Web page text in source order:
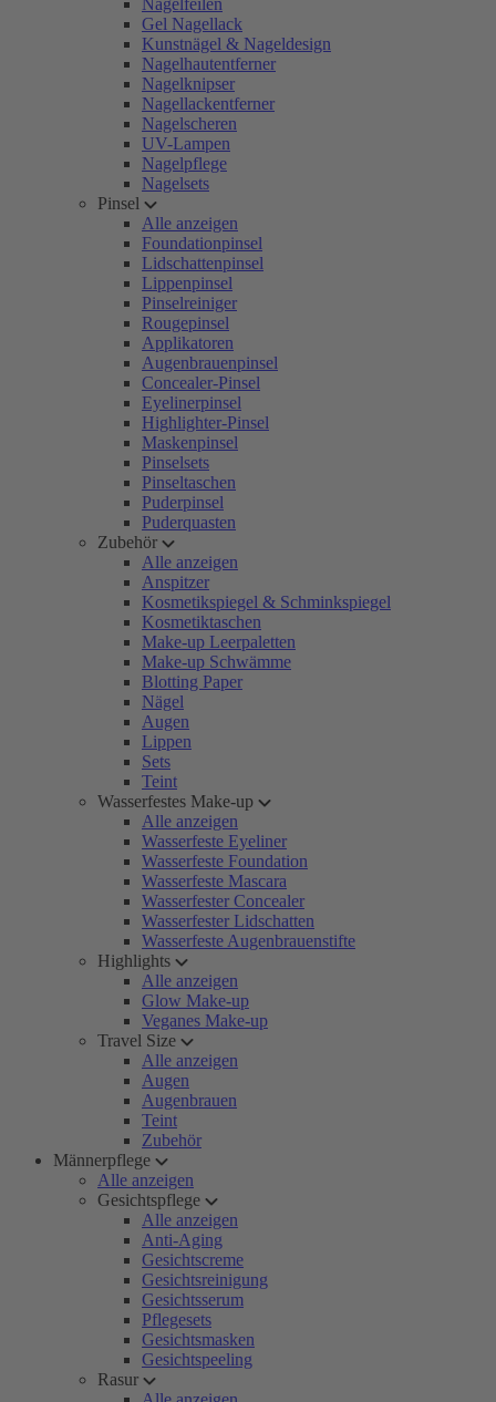
Nagelfeilen
Gel Nagellack
Kunstnägel & Nageldesign
Nagelhautentferner
Nagelknipser
Nagellackentferner
Nagelscheren
UV-Lampen
Nagelpflege
Nagelsets
Pinsel
Alle anzeigen
Foundationpinsel
Lidschattenpinsel
Lippenpinsel
Pinselreiniger
Rougepinsel
Applikatoren
Augenbrauenpinsel
Concealer-Pinsel
Eyelinerpinsel
Highlighter-Pinsel
Maskenpinsel
Pinselsets
Pinseltaschen
Puderpinsel
Puderquasten
Zubehör
Alle anzeigen
Anspitzer
Kosmetikspiegel & Schminkspiegel
Kosmetiktaschen
Make-up Leerpaletten
Make-up Schwämme
Blotting Paper
Nägel
Augen
Lippen
Sets
Teint
Wasserfestes Make-up
Alle anzeigen
Wasserfeste Eyeliner
Wasserfeste Foundation
Wasserfeste Mascara
Wasserfester Concealer
Wasserfester Lidschatten
Wasserfeste Augenbrauenstifte
Highlights
Alle anzeigen
Glow Make-up
Veganes Make-up
Travel Size
Alle anzeigen
Augen
Augenbrauen
Teint
Zubehör
Männerpflege
Alle anzeigen
Gesichtspflege
Alle anzeigen
Anti-Aging
Gesichtscreme
Gesichtsreinigung
Gesichtsserum
Pflegesets
Gesichtsmasken
Gesichtspeeling
Rasur